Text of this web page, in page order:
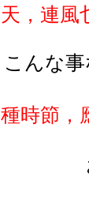
天，連
こんな
種時節